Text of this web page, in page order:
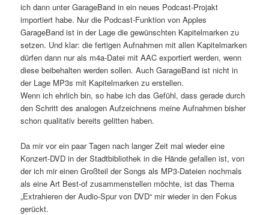
ich dann unter GarageBand in ein neues Podcast-Projakt
importiert habe. Nur die Podcast-Funktion von Apples
GarageBand ist in der Lage die gewünschten Kapitelmarken zu
setzen. Und klar: die fertigen Aufnahmen mit allen Kapitelmarken
dürfen dann nur als m4a-Datei mit AAC exportiert werden, wenn
diese beibehalten werden sollen. Auch GarageBand ist nicht in
der Lage MP3s mit Kapitelmarken zu erstellen.
Wenn ich ehrlich bin, so habe ich das Gefühl, dass gerade durch
den Schritt des analogen Aufzeichnens meine Aufnahmen bisher
schon qualitativ bereits gelitten haben.
Da mir vor ein paar Tagen nach langer Zeit mal wieder eine
Konzert-DVD in der Stadtbibliothek in die Hände gefallen ist, von
der ich mir einen Großteil der Songs als MP3-Dateien nochmals
als eine Art Best-of zusammenstellen möchte, ist das Thema
„Extrahieren der Audio-Spur von DVD“ mir wieder in den Fokus
gerückt.